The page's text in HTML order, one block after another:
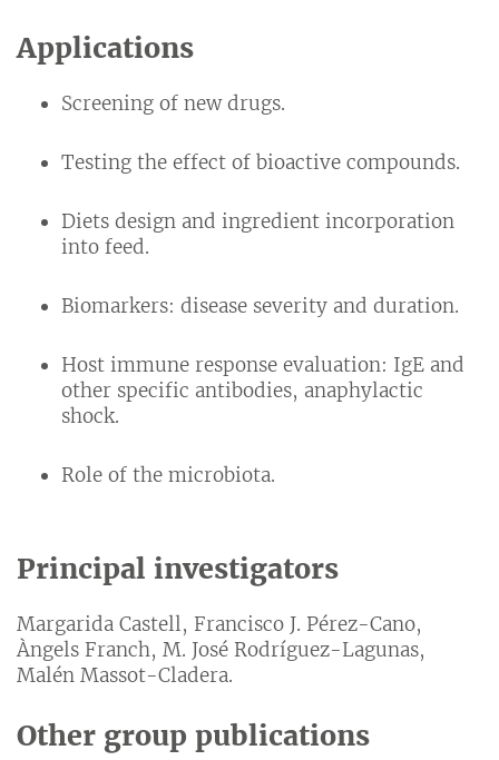
Applications
Screening of new drugs.
Testing the effect of bioactive compounds.
Diets design and ingredient incorporation
into feed.
Biomarkers: disease severity and duration.
Host immune response evaluation: IgE and
other specific antibodies, anaphylactic
shock.
Role of the microbiota.
Principal investigators
Margarida Castell, Francisco J. Pérez-Cano,
Àngels Franch, M. José Rodríguez-Lagunas,
Malén Massot-Cladera.
Other group publications